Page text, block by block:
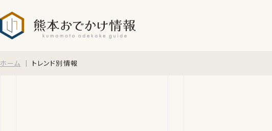
ホーム トレンド別情報